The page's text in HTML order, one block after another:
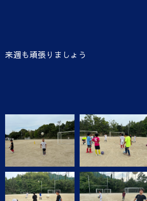
来週も頑張りましょう